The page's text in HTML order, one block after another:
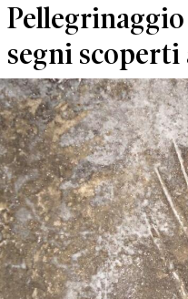
segni scoperti